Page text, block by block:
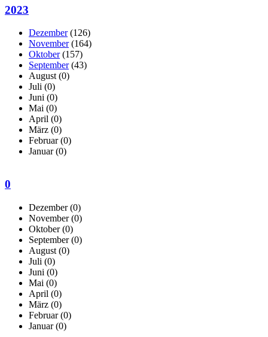
2023
Dezember (126)
November (164)
Oktober (157)
September (43)
August(0)
Juli (0)
Juni (0)
Mai (0)
April (0)
März (0)
Februar(0)
Januar(0)
0
Dezember(0)
November(0)
Oktober(0)
September(0)
August (0)
Juli (0)
Juni (0)
Mai (0)
April (0)
März (0)
Februar(0)
Januar(0)